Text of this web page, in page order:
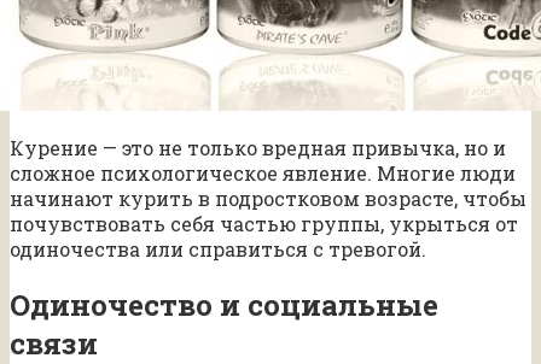
Курение — это не только вредная привычка, но и
сложное психологическое явление. Многие люди
начинают курить в подростковом возрасте, чтобы
почувствовать себя частью группы, укрыться от
одиночества или справиться с тревогой.
Одиночество и социальные
связи